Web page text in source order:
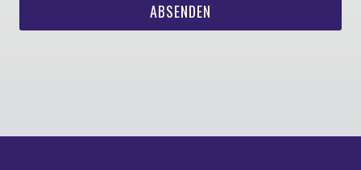
ABSENDEN